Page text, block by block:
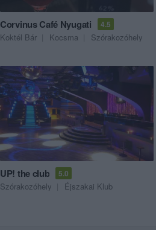
Corvinus Café Nyugati 4.5
Koktél Bár Kocsma Szórakozóhely
UP! the club 5.0
Szórakozóhely Éjszakai Klub